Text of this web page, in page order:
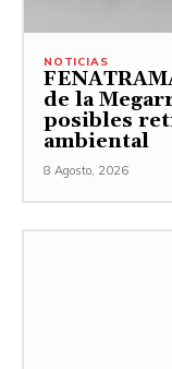
NOTICIAS
de la
posibles
ambiental
8 Agosto, 2026